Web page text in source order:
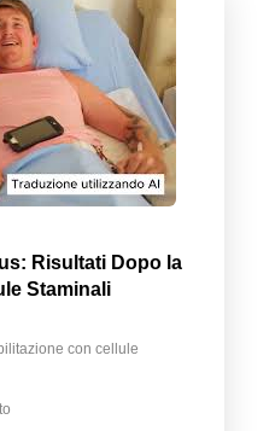
Risultati Dopo la
Staminali
con cellule